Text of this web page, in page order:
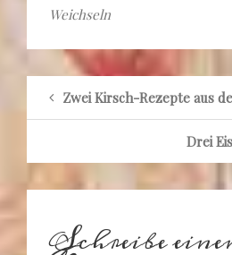
Weichseln
Zwei Kirsch-Rezepte aus
Drei
Schreibe